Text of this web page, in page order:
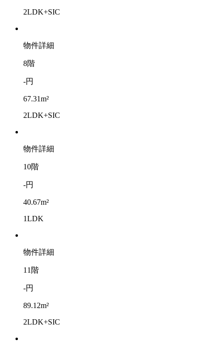
2LDK+SIC
物件詳細
8階
-円
67.31m²
2LDK+SIC
物件詳細
10階
-円
40.67m²
1LDK
物件詳細
11階
-円
89.12m²
2LDK+SIC